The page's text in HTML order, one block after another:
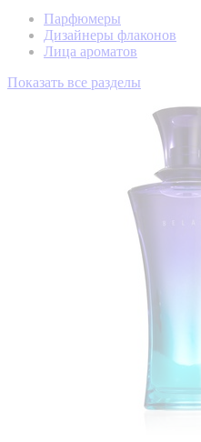
Парфюмеры
Дизайнеры флаконов
Лица ароматов
Показать все разделы